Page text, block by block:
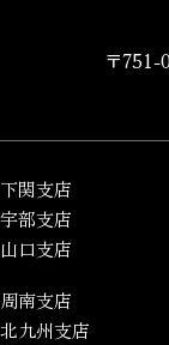
〒751-
下関支店
宇部支店
山口支店
周南支店
北九州支店